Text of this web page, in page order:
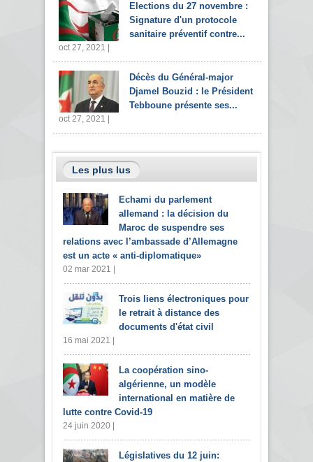
Elections du 27 novembre :
Signature d'un protocole
sanitaire préventif contre...
oct 27, 2021 |
Décès du Général-major
Djamel Bouzid : le Président
Tebboune présente ses...
oct 27, 2021 |
Les plus lus
Echami du parlement
allemand : la décision du
Maroc de suspendre ses
relations avec l’ambassade d’Allemagne
est un acte « anti-diplomatique»
02 mar 2021 |
Trois liens électroniques pour
le retrait à distance des
documents d'état civil
16 mai 2021 |
La coopération sino-
algérienne, un modèle
international en matière de
lutte contre Covid-19
24 juin 2020 |
Législatives du 12 juin: